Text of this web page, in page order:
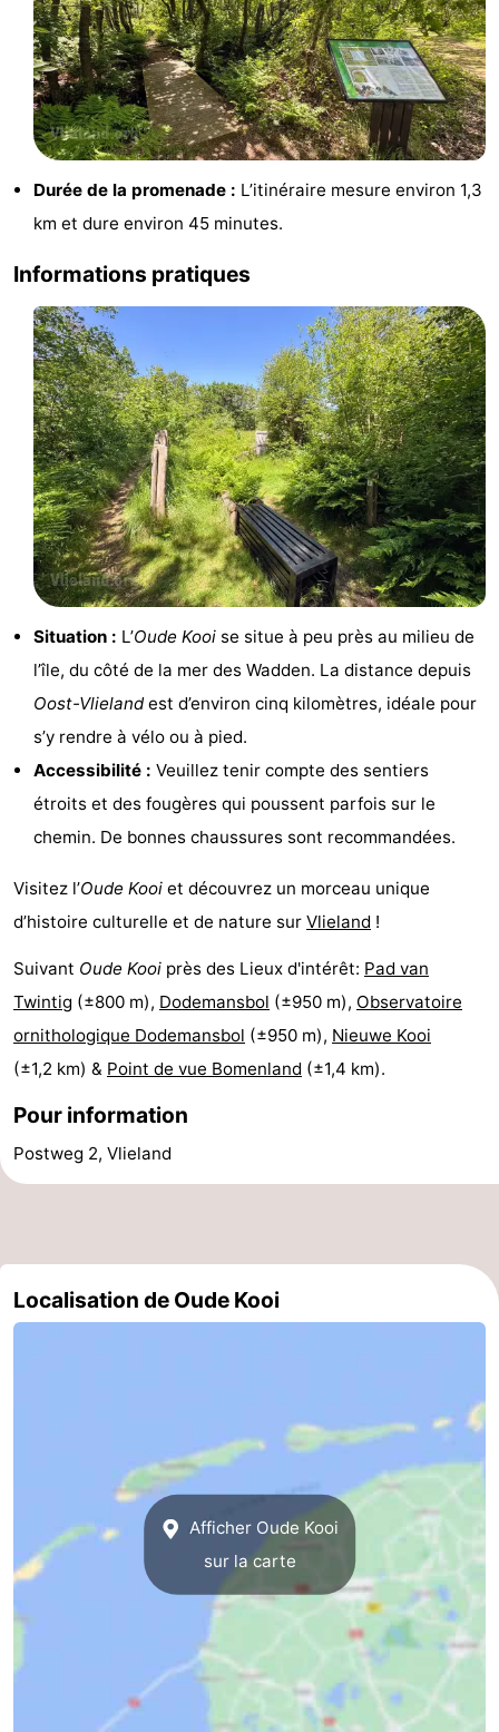
Durée de la promenade : L’itinéraire mesure environ 1,3
km et dure environ 45 minutes.
Informations pratiques
Situation : L’Oude Kooi se situe à peu près au milieu de
l’île, du côté de la mer des Wadden. La distance depuis
Oost-Vlielandest d’environ cinq kilomètres, idéale pour
s’y rendre à vélo ou à pied.
Accessibilité : Veuillez tenir compte des sentiers
étroits et des fougères qui poussent parfois sur le
chemin. De bonnes chaussures sont recommandées.
Visitez l’Oude Kooi et découvrez un morceau unique
d’histoire culturelle et de nature sur Vlieland !
Suivant Oude Kooi près des Lieux d'intérêt: Pad van
Twintig (±800 m), Dodemansbol (±950 m), Observatoire
ornithologique Dodemansbol (±950 m), Nieuwe Kooi
(±1,2 km) & Point de vue Bomenland (±1,4 km).
Pour information
Postweg 2, Vlieland
Localisation de Oude Kooi
Afficher Oude Kooi
sur la carte